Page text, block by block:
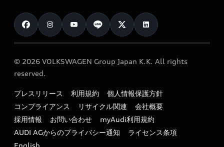
カタログ一覧
車検 / 定期点検
e-tronアフターサポート
myAudi
クオリティ
保証
メンテナンス
ファイナンス
キャンペーン / イベント
買取査定
お知らせ
オーナー様向けキャンペーン
特定整備適用車一覧
リサイクル法
よくある質問（FAQ）
© 2026 VOLKSWAGEN Group Japan K.K. All rights
reserved.
プレスリリース 利用規約
個人情報保護方針
コンプライアンス
リサイクル関連
会社概要
採用情報
お問い合わせ
myAudi利用規約
AUDI AGからのプライバシー通知
ライセンス条項
English